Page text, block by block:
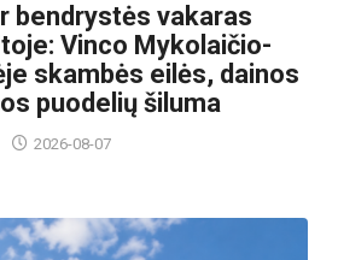
bendrystės vakaras
Vinco Mykolaičio-
skambės eilės, dainos
puodelių šiluma
2026-08-07